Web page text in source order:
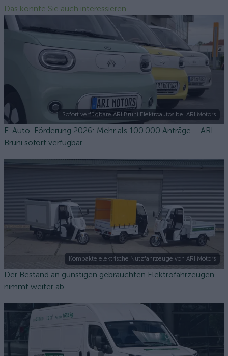
Das könnte Sie auch interessieren
Sofort verfügbare ARI Bruni Elektroautos bei ARI Motors
E-Auto-Förderung 2026: Mehr als 100.000 Anträge – ARI
Bruni sofort verfügbar
Kompakte elektrische Nutzfahrzeuge von ARI Motors
Der Bestand an günstigen gebrauchten Elektrofahrzeugen
nimmt weiter ab